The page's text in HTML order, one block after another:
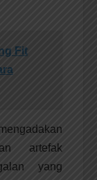
Fit
artefak
yang